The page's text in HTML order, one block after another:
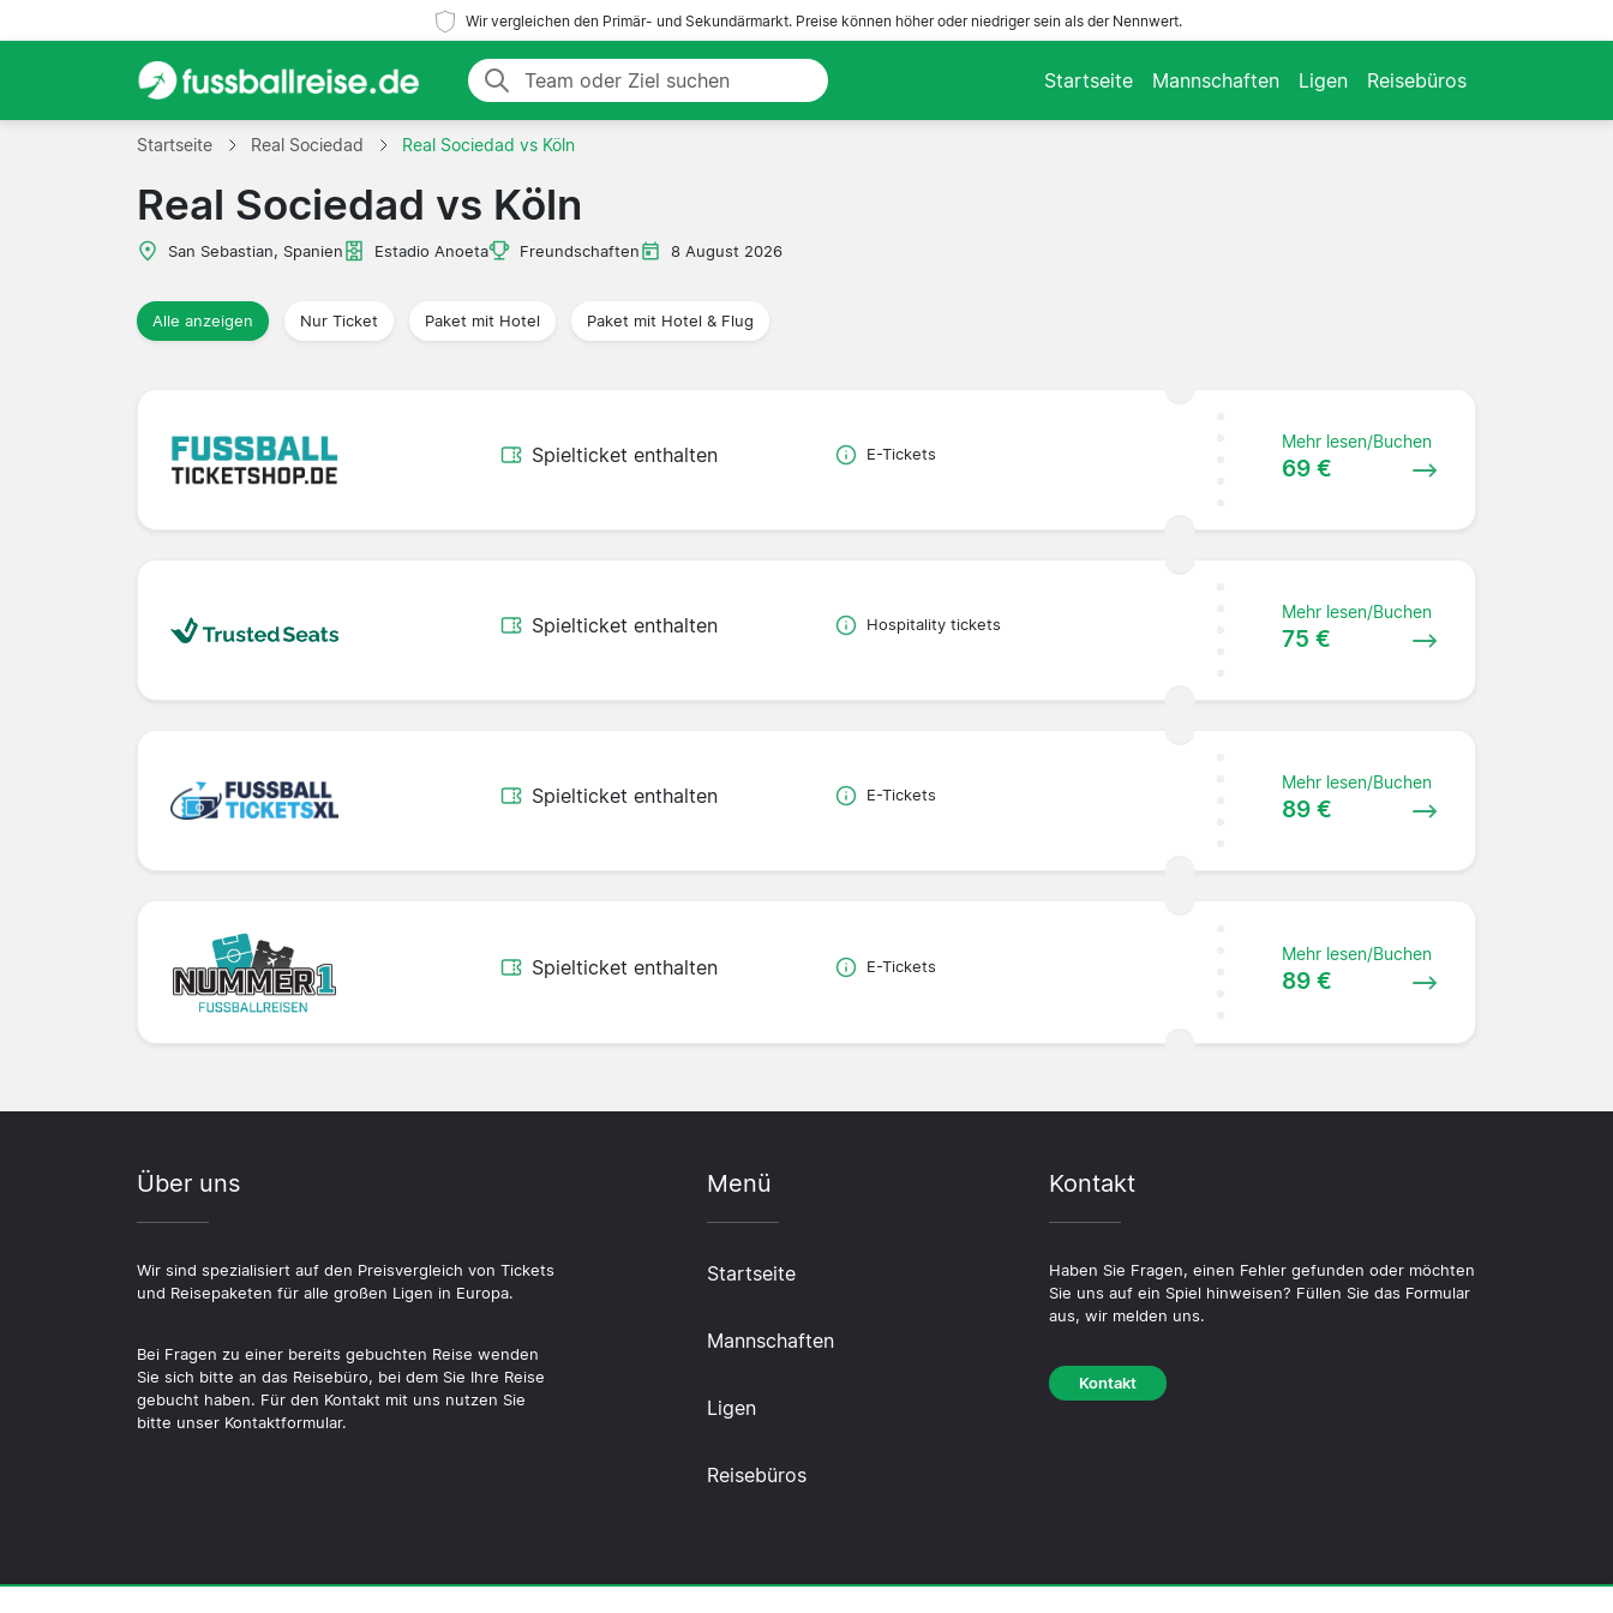
Wir vergleichen den Primär- und Sekundärmarkt. Preise können höher oder niedriger sein als der Nennwert.
Startseite Mannschaften Ligen Reisebüros
Startseite Real Sociedad Real Sociedad vs Köln
Real Sociedad vs Köln
San Sebastian, Spanien Estadio Anoeta Freundschaften 8 August 2026
Alle anzeigen Nur Ticket Paket mit Hotel Paket mit Hotel & Flug
Spielticket enthalten E-Tickets
Mehr lesen/Buchen
69 €
Spielticket enthalten Hospitality tickets
Mehr lesen/Buchen
75 €
Spielticket enthalten E-Tickets
Mehr lesen/Buchen
89 €
Spielticket enthalten E-Tickets
Mehr lesen/Buchen
89 €
Über uns
Wir sind spezialisiert auf den Preisvergleich von Tickets
und Reisepaketen für alle großen Ligen in Europa.
Bei Fragen zu einer bereits gebuchten Reise wenden
Sie sich bitte an das Reisebüro, bei dem Sie Ihre Reise
gebucht haben. Für den Kontakt mit uns nutzen Sie
bitte unser Kontaktformular.
Menü
Startseite
Mannschaften
Ligen
Reisebüros
Kontakt
Haben Sie Fragen, einen Fehler gefunden oder möchten
Sie uns auf ein Spiel hinweisen? Füllen Sie das Formular
aus, wir melden uns.
Kontakt